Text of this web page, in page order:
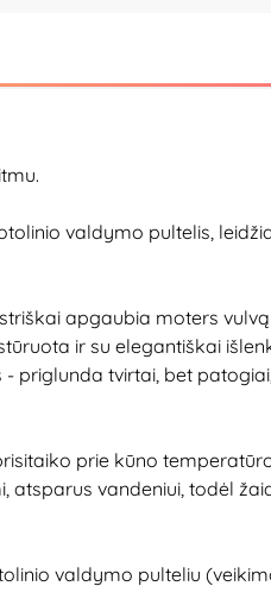
valdymo pultelis,
apgaubia moters
ir su elegantiškai
priglunda tvirtai, bet
prie kūno
vandeniui, todėl
valdymo pulteliu